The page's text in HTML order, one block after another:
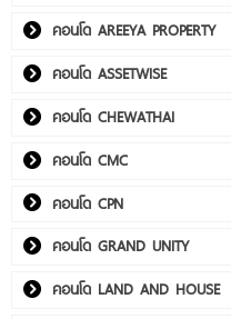
คอนโด AREEYA PROPERTY
คอนโด ASSETWISE
คอนโด CHEWATHAI
คอนโด CMC
คอนโด CPN
คอนโด GRAND UNITY
คอนโด LAND AND HOUSE